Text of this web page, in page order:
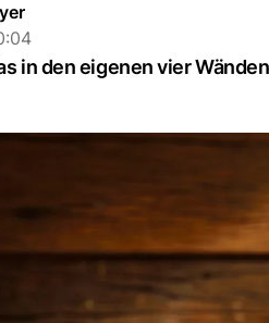
in den eigenen vier